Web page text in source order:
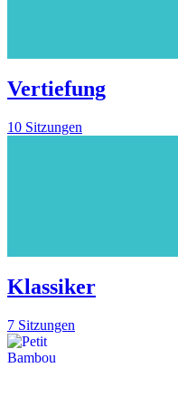
Vertiefung
10 Sitzungen
Klassiker
7 Sitzungen